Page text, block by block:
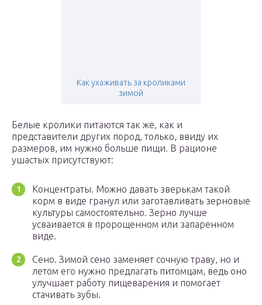
Как ухаживать за кроликами
зимой
Белые кролики питаются так же, как и
представители других пород, только, ввиду их
размеров, им нужно больше пищи. В рационе
ушастых присутствуют:
Концентраты. Можно давать зверькам такой
корм в виде гранул или заготавливать зерновые
культуры самостоятельно. Зерно лучше
усваивается в пророщенном или запаренном
виде.
Сено. Зимой сено заменяет сочную траву, но и
летом его нужно предлагать питомцам, ведь оно
улучшает работу пищеварения и помогает
стачивать зубы.